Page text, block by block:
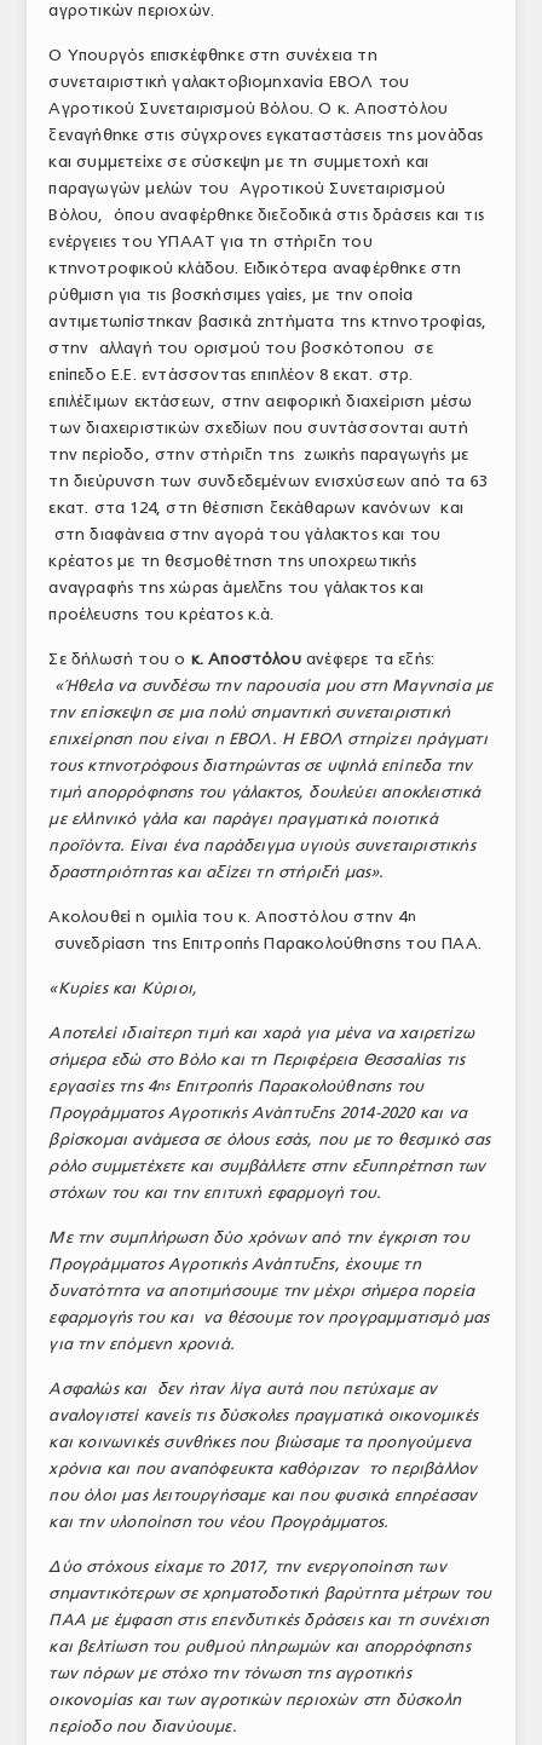
αγροτικών περιοχών.
Ο Υπουργός επισκέφθηκε στη συνέχεια τη
συνεταιριστική γαλακτοβιομηχανία ΕΒΟΛ του
Αγροτικού Συνεταιρισμού Βόλου. Ο κ. Αποστόλου
ξεναγήθηκε στις σύγχρονες εγκαταστάσεις της μονάδας
και συμμετείχε σε σύσκεψη με τη συμμετοχή και
παραγωγών μελών του Αγροτικού Συνεταιρισμού
Βόλου, όπου αναφέρθηκε διεξοδικά στις δράσεις και τις
ενέργειες του ΥΠΑΑΤ για τη στήριξη του
κτηνοτροφικού κλάδου. Ειδικότερα αναφέρθηκε στη
ρύθμιση για τις βοσκήσιμες γαίες, με την οποία
αντιμετωπίστηκαν βασικά ζητήματα της κτηνοτροφίας,
στην αλλαγή του ορισμού του βοσκότοπου σε
επίπεδο Ε.Ε. εντάσσοντας επιπλέον 8 εκατ. στρ.
επιλέξιμων εκτάσεων, στην αειφορική διαχείριση μέσω
των διαχειριστικών σχεδίων που συντάσσονται αυτή
την περίοδο, στην στήριξη της ζωικής παραγωγής με
τη διεύρυνση των συνδεδεμένων ενισχύσεων από τα 63
εκατ. στα 124, στη θέσπιση ξεκάθαρων κανόνων και
στη διαφάνεια στην αγορά του γάλακτος και του
κρέατος με τη θεσμοθέτηση της υποχρεωτικής
αναγραφής της χώρας άμελξης του γάλακτος και
προέλευσης του κρέατος κ.ά.
Σε δήλωσή του ο κ.Αποστόλουανέφερε τα εξής:
«Ήθελα να συνδέσω την παρουσία μου στη Μαγνησία με
την επίσκεψη σε μια πολύ σημαντική συνεταιριστική
επιχείρηση που είναι η ΕΒΟΛ. Η ΕΒΟΛ στηρίζει πράγματι
τους κτηνοτρόφους διατηρώντας σε υψηλά επίπεδα την
τιμή απορρόφησης του γάλακτος, δουλεύει αποκλειστικά
με ελληνικό γάλα και παράγει πραγματικά ποιοτικά
προϊόντα. Είναι ένα παράδειγμα υγιούς συνεταιριστικής
δραστηριότητας και αξίζει τη στήριξή μας».
Ακολουθεί η ομιλία του κ. Αποστόλου στην 4η
συνεδρίαση της Επιτροπής Παρακολούθησης του ΠΑΑ.
«Κυρίες και Κύριοι,
Αποτελεί ιδιαίτερη τιμή και χαρά για μένα να χαιρετίζω
σήμερα εδώ στο Βόλο και τη Περιφέρεια Θεσσαλίας τις
εργασίες της 4ηςΕπιτροπής Παρακολούθησης του
Προγράμματος Αγροτικής Ανάπτυξης 2014-2020 και να
βρίσκομαι ανάμεσα σε όλους εσάς, που με το θεσμικό σας
ρόλο συμμετέχετε και συμβάλλετε στην εξυπηρέτηση των
στόχων του και την επιτυχή εφαρμογή του.
Με την συμπλήρωση δύο χρόνων από την έγκριση του
Προγράμματος Αγροτικής Ανάπτυξης, έχουμε τη
δυνατότητα να αποτιμήσουμε την μέχρι σήμερα πορεία
εφαρμογής του και να θέσουμε τον προγραμματισμό μας
για την επόμενη χρονιά.
Ασφαλώς και δεν ήταν λίγα αυτά που πετύχαμε αν
αναλογιστεί κανείς τις δύσκολες πραγματικά οικονομικές
και κοινωνικές συνθήκες που βιώσαμε τα προηγούμενα
χρόνια και που αναπόφευκτα καθόριζαν το περιβάλλον
που όλοι μας λειτουργήσαμε και που φυσικά επηρέασαν
και την υλοποίηση του νέου Προγράμματος.
Δύο στόχους είχαμε το 2017, την ενεργοποίηση των
σημαντικότερων σε χρηματοδοτική βαρύτητα μέτρων του
ΠΑΑ με έμφαση στις επενδυτικές δράσεις και τη συνέχιση
και βελτίωση του ρυθμού πληρωμών και απορρόφησης
των πόρων με στόχο την τόνωση της αγροτικής
οικονομίας και των αγροτικών περιοχών στη δύσκολη
περίοδο που διανύουμε.